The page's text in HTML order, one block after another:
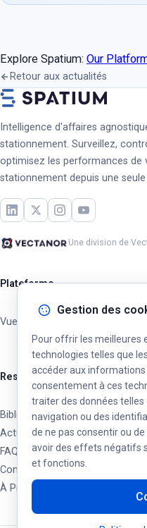
Explore Spatium: Our
Retour aux actualités
Intelligence d'affaires
stationnement. Surveillez,
optimisez les performances de
stationnement depuis une
Une division de
Plateforme
Vue d'ensemble
Ressources
Bibliothèque
Actualités & Mises à jour
FAQ
Contact
À Propos
Gestion des
Pour offrir les meilleures
technologies telles que
accéder aux informations
consentement à ces
traiter des données
navigation ou des
de ne pas consentir ou
avoir des effets négatifs
et fonctions.